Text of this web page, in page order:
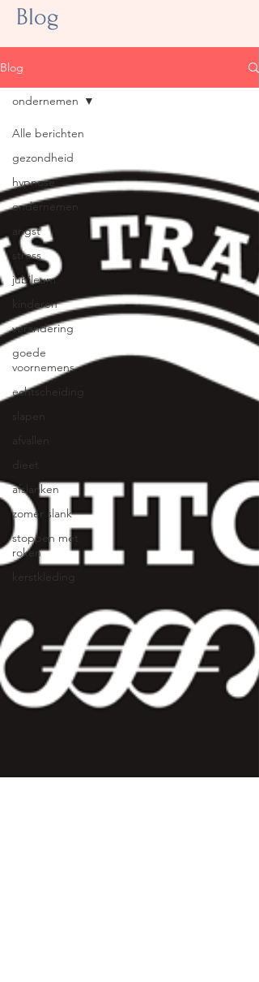
Blog
Blog
Alle berichten
gezondheid
hypnose
ondernemen
angst
stress
jubileum
kinderen
verandering
goede
voornemens
echtscheiding
slapen
afvallen
dieet
afslanken
zomer slank
stoppen met
roken
kerstkleding
ondernemen